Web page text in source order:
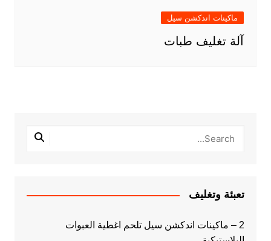
ماكينات اندكشن سيل
آلة تغليف طبات
تعبئة وتغليف
2 – ماكينات اندكشن سيل تلحم اغطية العبوات